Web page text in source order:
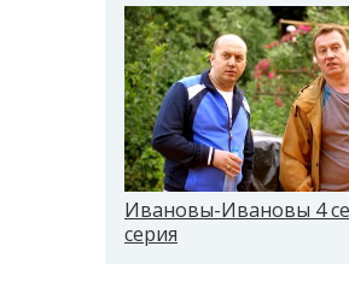
Ивановы-Ивановы 4
серия